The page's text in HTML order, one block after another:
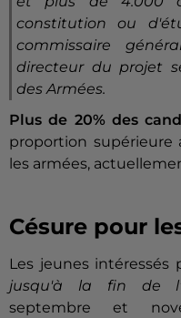
constitution ou
commissaire
directeur du projet
des Armées.
Plus de 20% des
proportion supérieure
les armées,
Césure pour
Les jeunes intéressés
jusqu'à la fin de
septembre et